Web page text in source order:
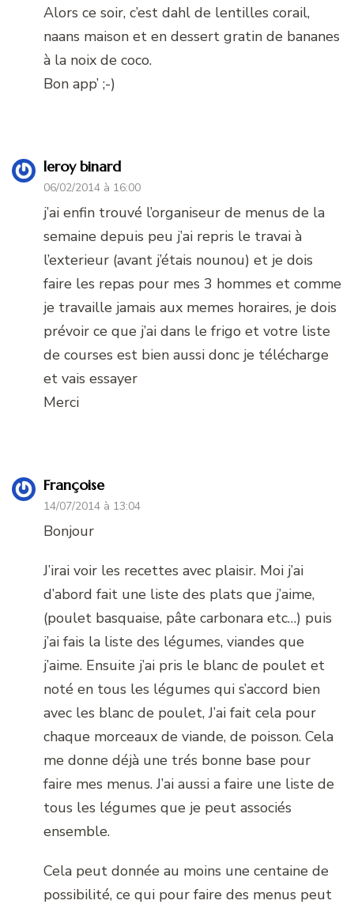
Alors ce soir, c’est dahl de lentilles corail,
naans maison et en dessert gratin de bananes
à la noix de coco.
Bon app’ ;-)
leroy binard
06/02/2014 à 16:00
j’ai enfin trouvé l’organiseur de menus de la
semaine depuis peu j’ai repris le travai à
l’exterieur (avant j’étais nounou) et je dois
faire les repas pour mes 3 hommes et comme
je travaille jamais aux memes horaires, je dois
prévoir ce que j’ai dans le frigo et votre liste
de courses est bien aussi donc je télécharge
et vais essayer
Merci
Françoise
14/07/2014 à 13:04
Bonjour
J’irai voir les recettes avec plaisir. Moi j’ai
d’abord fait une liste des plats que j’aime,
(poulet basquaise, pâte carbonara etc…) puis
j’ai fais la liste des légumes, viandes que
j’aime. Ensuite j’ai pris le blanc de poulet et
noté en tous les légumes qui s’accord bien
avec les blanc de poulet, J’ai fait cela pour
chaque morceaux de viande, de poisson. Cela
me donne déjà une trés bonne base pour
faire mes menus. J’ai aussi a faire une liste de
tous les légumes que je peut associés
ensemble.
Cela peut donnée au moins une centaine de
possibilité, ce qui pour faire des menus peut